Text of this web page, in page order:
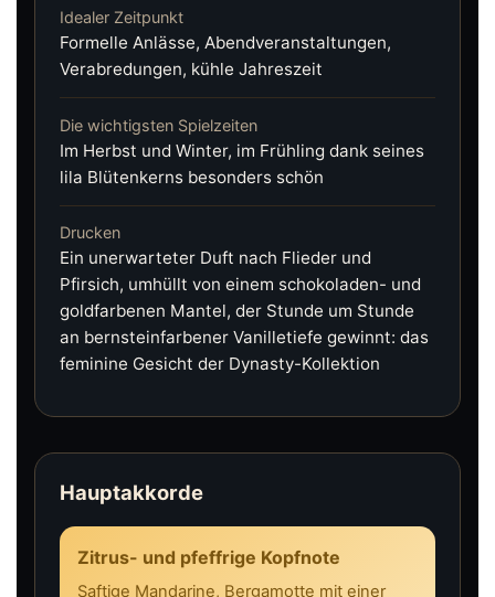
Idealer Zeitpunkt
Formelle Anlässe, Abendveranstaltungen,
Verabredungen, kühle Jahreszeit
Die wichtigsten Spielzeiten
Im Herbst und Winter, im Frühling dank seines
lila Blütenkerns besonders schön
Drucken
Ein unerwarteter Duft nach Flieder und
Pfirsich, umhüllt von einem schokoladen- und
goldfarbenen Mantel, der Stunde um Stunde
an bernsteinfarbener Vanilletiefe gewinnt: das
feminine Gesicht der Dynasty-Kollektion
Hauptakkorde
Zitrus- und pfeffrige Kopfnote
Saftige Mandarine, Bergamotte mit einer